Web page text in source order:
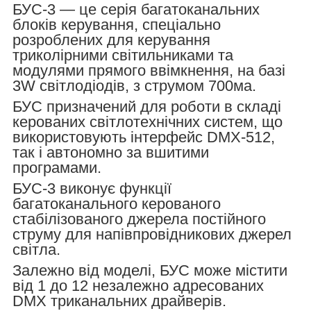
БУС-3 — це серія багатоканальних
блоків керування, спеціально
розроблених для керування
триколірними світильниками та
модулями прямого ввімкнення, на базі
3W світлодіодів, з струмом 700ма.
БУС призначений для роботи в складі
керованих світлотехнічних систем, що
використовують інтерфейс DMX-512,
так і автономно за вшитими
програмами.
БУС-3 виконує функції
багатоканального керованого
стабілізованого джерела постійного
струму для напівпровідникових джерел
світла.
Залежно від моделі, БУС може містити
від 1 до 12 незалежно адресованих
DMX триканальних драйверів.